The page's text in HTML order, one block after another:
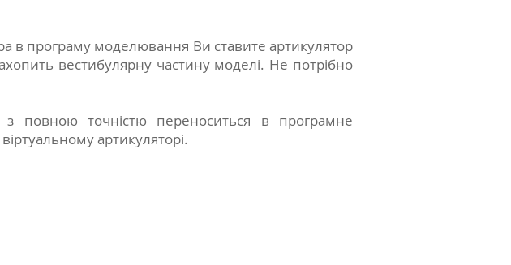
в програму моделювання Ви ставите артикулятор
вестибулярну частину моделі. Не потрібно
повною точністю переноситься в програмне
артикуляторі.